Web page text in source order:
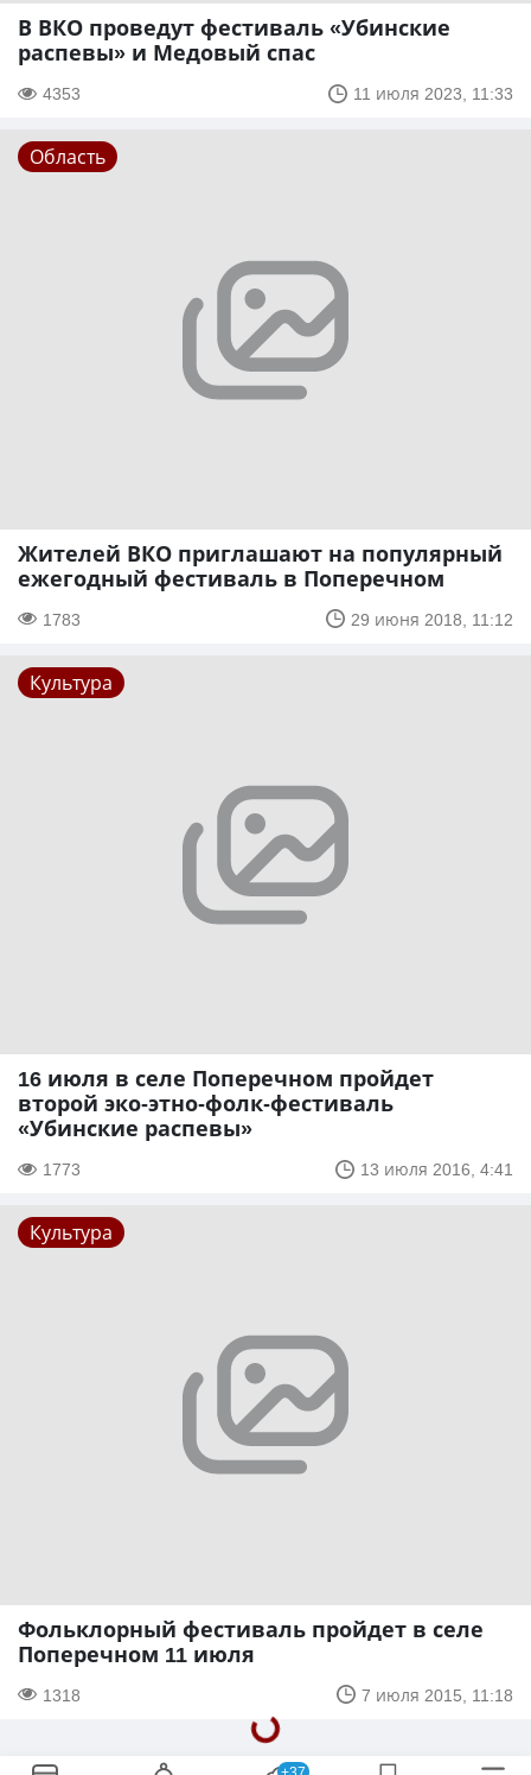
В ВКО проведут фестиваль «Убинские
распевы» и Медовый спас
4353 11 июля 2023, 11:33
Область
Жителей ВКО приглашают на популярный
ежегодный фестиваль в Поперечном
1783 29 июня 2018, 11:12
Культура
16 июля в селе Поперечном пройдет
второй эко-этно-фолк-фестиваль
«Убинские распевы»
1773 13 июля 2016, 4:41
Культура
Фольклорный фестиваль пройдет в селе
Поперечном 11 июля
1318 7 июля 2015, 11:18